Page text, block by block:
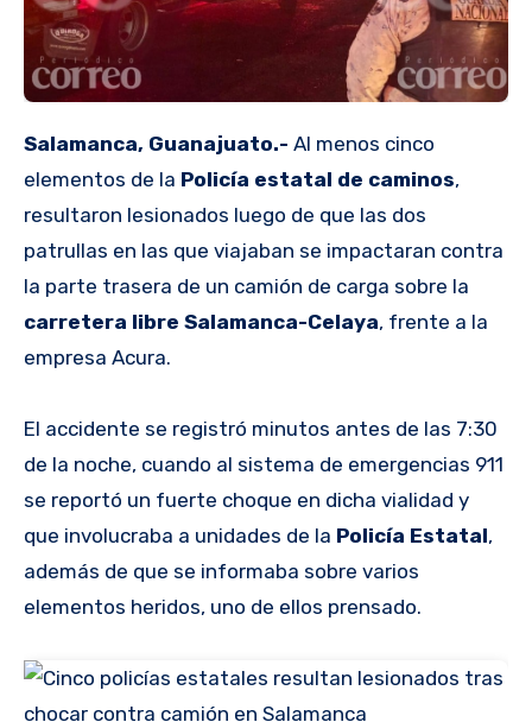
Salamanca, Guanajuato.- Al menos cinco
elementos de la Policía estatal de caminos,
resultaron lesionados luego de que las dos
patrullas en las que viajaban se impactaran contra
la parte trasera de un camión de carga sobre la
carretera libre Salamanca-Celaya, frente a la
empresa Acura.
El accidente se registró minutos antes de las 7:30
de la noche, cuando al sistema de emergencias 911
se reportó un fuerte choque en dicha vialidad y
que involucraba a unidades de la Policía Estatal,
además de que se informaba sobre varios
elementos heridos, uno de ellos prensado.